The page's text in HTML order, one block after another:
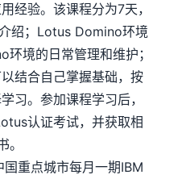
经验。该课程分为7天，
绍；Lotus Domino环境
境的日常管理和维护；
结合自己掌握基础，按
习。参加课程学习后，
认证考试，并获取相
重点城市每月一期IBM